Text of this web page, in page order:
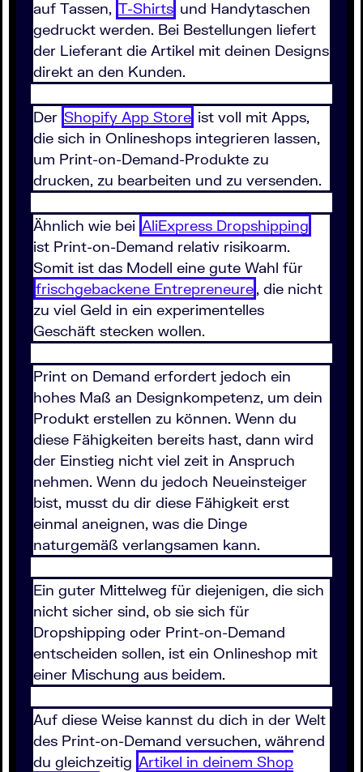
auf Tassen, T-Shirts und Handytaschen
gedruckt werden. Bei Bestellungen liefert
der Lieferant die Artikel mit deinen Designs
direkt an den Kunden.
Der Shopify App Store ist voll mit Apps,
die sich in Onlineshops integrieren lassen,
um Print-on-Demand-Produkte zu
drucken, zu bearbeiten und zu versenden.
Ähnlich wie bei AliExpress Dropshipping
ist Print-on-Demand relativ risikoarm.
Somit ist das Modell eine gute Wahl für
frischgebackene Entrepreneure, die nicht
zu viel Geld in ein experimentelles
Geschäft stecken wollen.
Print on Demand erfordert jedoch ein
hohes Maß an Designkompetenz, um dein
Produkt erstellen zu können. Wenn du
diese Fähigkeiten bereits hast, dann wird
der Einstieg nicht viel zeit in Anspruch
nehmen. Wenn du jedoch Neueinsteiger
bist, musst du dir diese Fähigkeit erst
einmal aneignen, was die Dinge
naturgemäß verlangsamen kann.
Ein guter Mittelweg für diejenigen, die sich
nicht sicher sind, ob sie sich für
Dropshipping oder Print-on-Demand
entscheiden sollen, ist ein Onlineshop mit
einer Mischung aus beidem.
Auf diese Weise kannst du dich in der Welt
des Print-on-Demand versuchen, während
du gleichzeitig Artikel in deinem Shop